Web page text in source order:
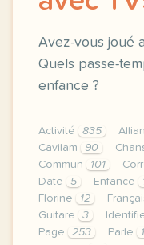
Avez-vous joué
Quels passe-
enfance ?
Activité 835
Cavilam
90
Commun
101
Date
5 Enfance
Florine
12
Guitare
3
Page
253 Parle